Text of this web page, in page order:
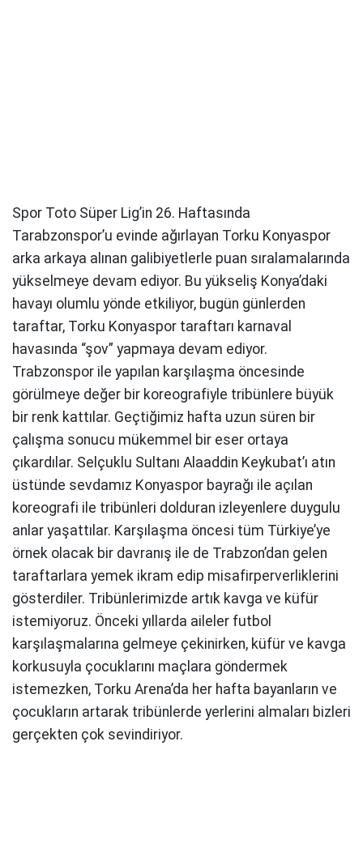
Spor Toto Süper Lig’in 26. Haftasında
Tarabzonspor’u evinde ağırlayan Torku Konyaspor
arka arkaya alınan galibiyetlerle puan sıralamalarında
yükselmeye devam ediyor. Bu yükseliş Konya’daki
havayı olumlu yönde etkiliyor, bugün günlerden
taraftar, Torku Konyaspor taraftarı karnaval
havasında “şov” yapmaya devam ediyor.
Trabzonspor ile yapılan karşılaşma öncesinde
görülmeye değer bir koreografiyle tribünlere büyük
bir renk kattılar. Geçtiğimiz hafta uzun süren bir
çalışma sonucu mükemmel bir eser ortaya
çıkardılar. Selçuklu Sultanı Alaaddin Keykubat’ı atın
üstünde sevdamız Konyaspor bayrağı ile açılan
koreografi ile tribünleri dolduran izleyenlere duygulu
anlar yaşattılar. Karşılaşma öncesi tüm Türkiye’ye
örnek olacak bir davranış ile de Trabzon’dan gelen
taraftarlara yemek ikram edip misafirperverliklerini
gösterdiler. Tribünlerimizde artık kavga ve küfür
istemiyoruz. Önceki yıllarda aileler futbol
karşılaşmalarına gelmeye çekinirken, küfür ve kavga
korkusuyla çocuklarını maçlara göndermek
istemezken, Torku Arena’da her hafta bayanların ve
çocukların artarak tribünlerde yerlerini almaları bizleri
gerçekten çok sevindiriyor.